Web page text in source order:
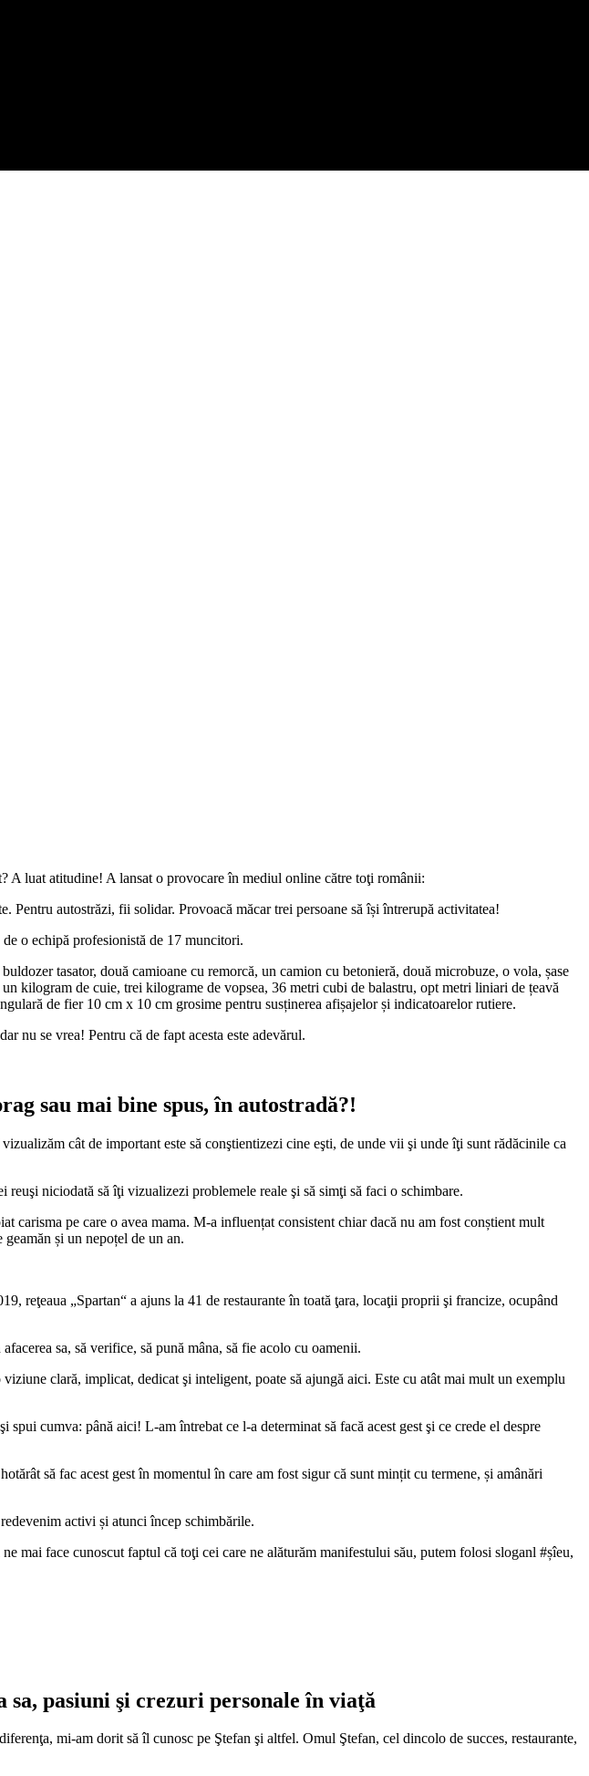
A luat atitudine! A lansat o provocare în mediul online către toţi românii:
Pentru autostrăzi, fii solidar. Provoacă măcar trei persoane să își întrerupă activitatea!
o echipă profesionistă de 17 muncitori.
tasator, două camioane cu remorcă, un camion cu betonieră, două microbuze, o vola, șase
kilogram de cuie, trei kilograme de vopsea, 36 metri cubi de balastru, opt metri liniari de țeavă
de fier 10 cm x 10 cm grosime pentru susținerea afișajelor și indicatoarelor rutiere.
nu se vrea! Pentru că de fapt acesta este adevărul.
sau mai bine spus, în autostradă?!
cât de important este să conştientizezi cine eşti, de unde vii şi unde îţi sunt rădăcinile ca
niciodată să îţi vizualizezi problemele reale şi să simţi să faci o schimbare.
pe care o avea mama. M-a influențat consistent chiar dacă nu am fost conștient mult
și un nepoțel de un an.
reţeaua „Spartan“ a ajuns la 41 de restaurante în toată ţara, locaţii proprii şi francize, ocupând
sa, să verifice, să pună mâna, să fie acolo cu oamenii.
clară, implicat, dedicat şi inteligent, poate să ajungă aici. Este cu atât mai mult un exemplu
cumva: până aici! L-am întrebat ce l-a determinat să facă acest gest şi ce crede el despre
să fac acest gest în momentul în care am fost sigur că sunt mințit cu termene, și amânări
activi și atunci încep schimbările.
mai face cunoscut faptul că toţi cei care ne alăturăm manifestului său, putem folosi sloganl #șîeu,
sa, pasiuni şi crezuri personale în viaţă
mi-am dorit să îl cunosc pe Ştefan şi altfel. Omul Ştefan, cel dincolo de succes, restaurante,